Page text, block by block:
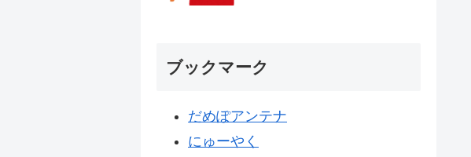
ブックマーク
だめぽアンテナ
にゅーやく